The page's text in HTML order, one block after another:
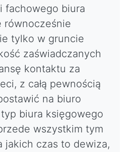
fachowego biura
równocześnie
tylko w gruncie
zaświadczanych
kontaktu za
z całą pewnością
na biuro
biura księgowego
wszystkim tym
jakich czas to dewiza,